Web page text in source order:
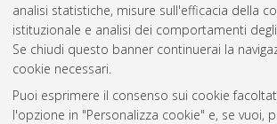
analisi statistiche, misure sull'efficacia della
istituzionale e analisi dei comportamenti
Se chiudi questo banner continuerai la
cookie necessari.
Puoi esprimere il consenso sui cookie
l'opzione in "Personalizza cookie" e, se vuoi,
Questa lista e' stata generata ilFri Aug 7
Atom
Rss 1.0